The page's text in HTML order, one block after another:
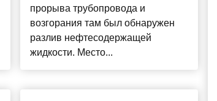
прорыва трубопровода и
возгорания там был обнаружен
разлив нефтесодержащей
жидкости. Место...